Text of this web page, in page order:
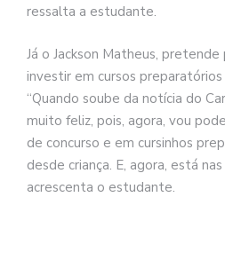
ressalta a estudante.
Já o Jackson Matheus,
investir em cursos preparatórios
“Quando soube da notícia do
muito feliz, pois, agora, vou
de concurso e em cursinhos
desde criança. E, agora, está nas
acrescenta o estudante.